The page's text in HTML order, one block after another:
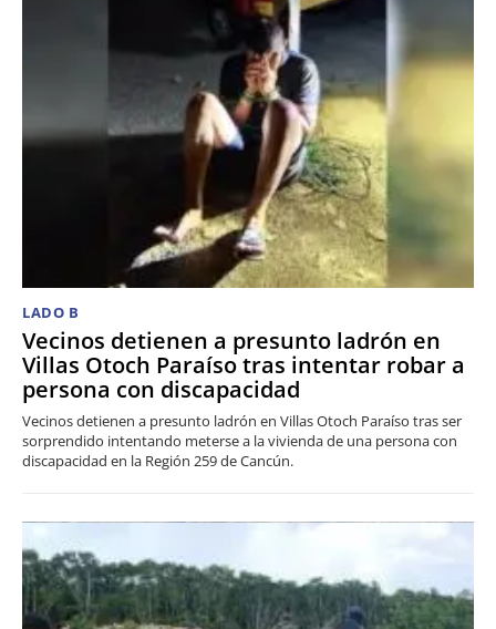
LADO B
Vecinos detienen a presunto ladrón en
Villas Otoch Paraíso tras intentar robar a
persona con discapacidad
Vecinos detienen a presunto ladrón en Villas Otoch Paraíso tras ser
sorprendido intentando meterse a la vivienda de una persona con
discapacidad en la Región 259 de Cancún.